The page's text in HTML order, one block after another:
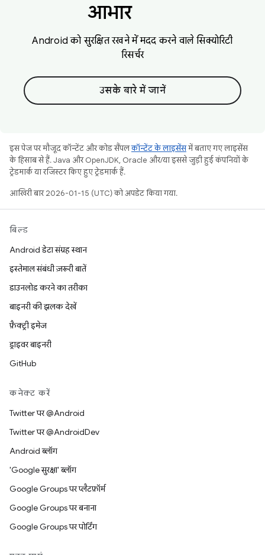
आभार
Android को सुरक्षित रखने में मदद करने वाले सिक्योरिटी
रिसर्चर
उसके बारे में जानें
इस पेज पर मौजूद कॉन्टेंट और कोड सैंपलकॉन्टेंट के लाइसेंसमें बताए गए लाइसेंस
के हिसाब से हैं. Java और OpenJDK, Oracle और/या इससे जुड़ी हुई कंपनियों के
ट्रेडमार्क या रजिस्टर किए हुए ट्रेडमार्क हैं.
आखिरी बार 2026-01-15 (UTC) को अपडेट किया गया.
बिल्ड
Android डेटा संग्रह स्थान
इस्तेमाल संबंधी ज़रूरी बातें
डाउनलोड करने का तरीका
बाइनरी की झलक देखें
फ़ैक्ट्री इमेज
ड्राइवर बाइनरी
GitHub
कनेक्ट करें
Twitter पर @Android
Twitter पर @AndroidDev
Android ब्लॉग
'Google सुरक्षा' ब्लॉग
Google Groups पर प्लैटफ़ॉर्म
Google Groups पर बनाना
Google Groups पर पोर्टिंग